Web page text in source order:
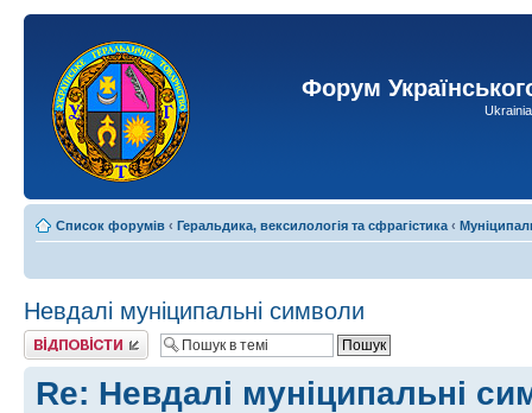
Форум
Список форумів ‹ Геральдика, вексилологія та сфрагістика ‹
Невдалі муніципальні символи
Відповісти
Re: Невдалі муніципальні